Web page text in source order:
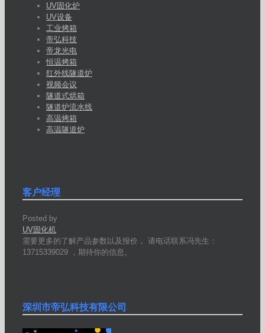
UV固化炉
UV设备
工业烤箱
帝弘科技
帝龙光电
恒温烤箱
红外线隧道炉
视频会议
隧道式烘箱
隧道炉流水线
高温烤箱
高温隧道炉
客户经理
Posted by
UV固化机
需要更多的了解产品参数以及报价， 请电话联系冯先生：
13715339029 ，期待你的信息。
深圳市帝弘科技有限公司